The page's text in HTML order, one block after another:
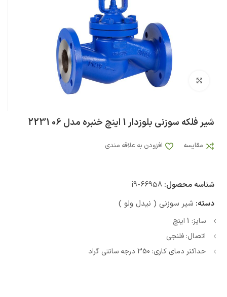
بزرگنمایی تصویر
شیر فلکه سوزنی بلوزدار 1 اینچ خنبره مدل 06 2231
مقایسه افزودن به علاقه مندی
شناسه محصول: i9-66958
دسته: شیر سوزنی ( نیدل ولو )
سایز: 1 اینچ
اتصال: فلنجی
حداکثر دمای کاری: 350 درجه سانتی گراد